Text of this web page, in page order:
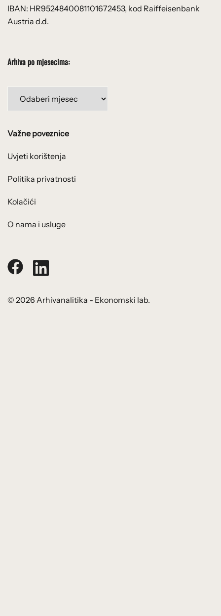
IBAN: HR9524840081101672453, kod Raiffeisenbank
Austria d.d.
Arhiva po mjesecima:
Važne poveznice
Uvjeti korištenja
Politika privatnosti
Kolačići
O nama i usluge
© 2026 Arhivanalitika - Ekonomski lab.